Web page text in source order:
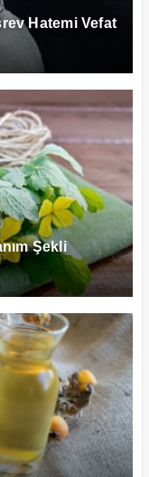
Hatemi Vefat
Şekli